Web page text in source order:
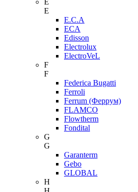
E
E
E.C.A
ECA
Edisson
Electrolux
ElectroVeL
F
F
Federica Bugatti
Ferroli
Ferrum (Феррум)
FLAMCO
Flowtherm
Fondital
G
G
Garanterm
Gebo
GLOBAL
H